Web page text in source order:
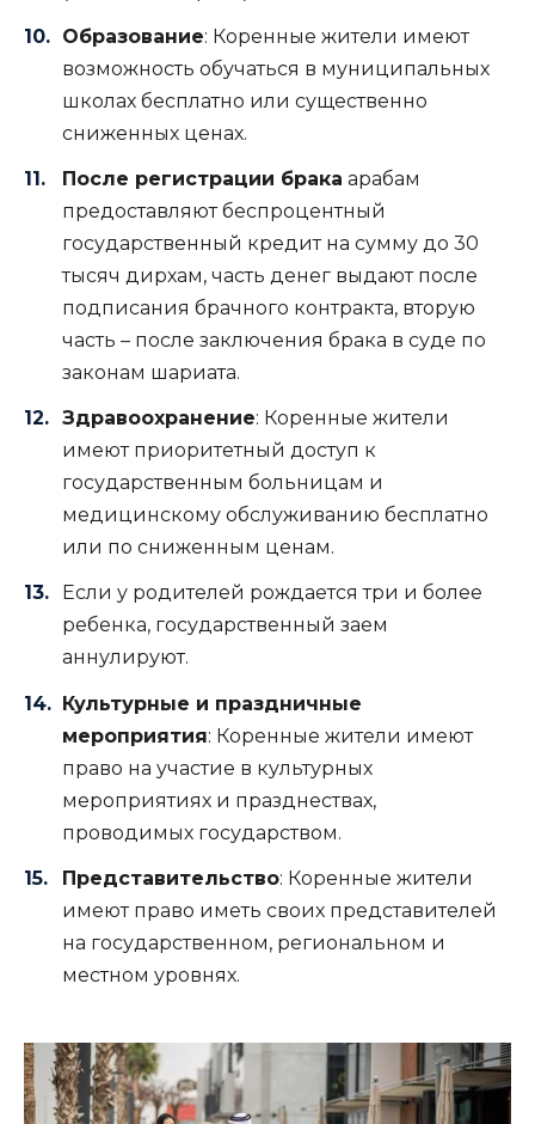
Образование: Коренные жители имеют
возможность обучаться в муниципальных
школах бесплатно или существенно
сниженных ценах.
После регистрации брака арабам
предоставляют беспроцентный
государственный кредит на сумму до 30
тысяч дирхам, часть денег выдают после
подписания брачного контракта, вторую
часть – после заключения брака в суде по
законам шариата.
Здравоохранение: Коренные жители
имеют приоритетный доступ к
государственным больницам и
медицинскому обслуживанию бесплатно
или по сниженным ценам.
Если у родителей рождается три и более
ребенка, государственный заем
аннулируют.
Культурные и праздничные
мероприятия: Коренные жители имеют
право на участие в культурных
мероприятиях и празднествах,
проводимых государством.
Представительство: Коренные жители
имеют право иметь своих представителей
на государственном, региональном и
местном уровнях.